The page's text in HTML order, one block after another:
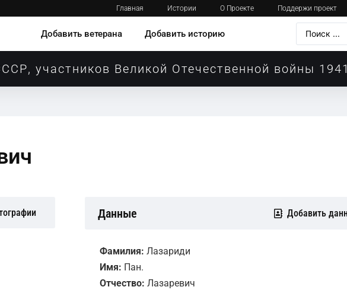
Главная Истории О Проекте Поддержи проект
Добавить ветерана Добавить историю
участников Великой Отечественной войны
Данные Добавить
Фамилия: Лазариди
Имя: Пан.
Отчество: Лазаревич